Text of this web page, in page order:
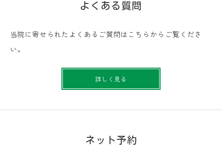
よくある質問
当院に寄せられたよくあるご質問はこちらからご覧くださ
い。
詳しく見る
ネット予約